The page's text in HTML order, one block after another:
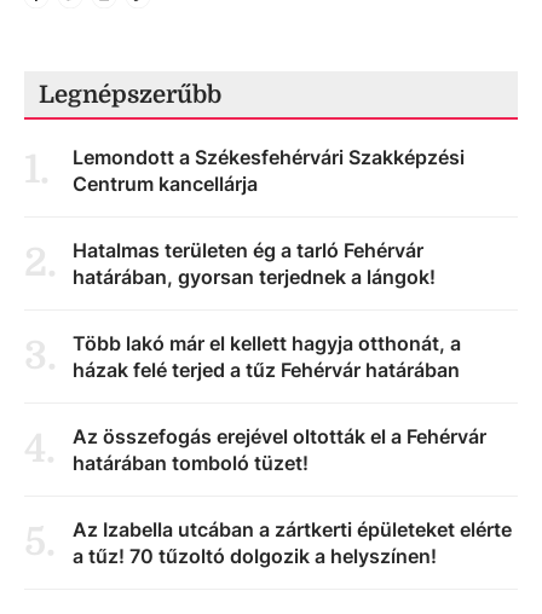
Legnépszerűbb
1.
Lemondott a Székesfehérvári Szakképzési
Centrum kancellárja
2.
Hatalmas területen ég a tarló Fehérvár
határában, gyorsan terjednek a lángok!
3.
Több lakó már el kellett hagyja otthonát, a
házak felé terjed a tűz Fehérvár határában
4.
Az összefogás erejével oltották el a Fehérvár
határában tomboló tüzet!
5.
Az Izabella utcában a zártkerti épületeket elérte
a tűz! 70 tűzoltó dolgozik a helyszínen!